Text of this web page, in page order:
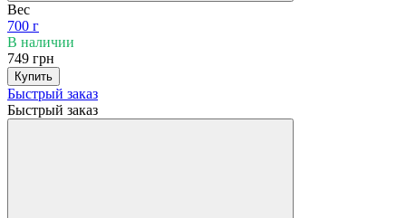
Вес
700 г
В наличии
749 грн
Купить
Быстрый заказ
Быстрый заказ